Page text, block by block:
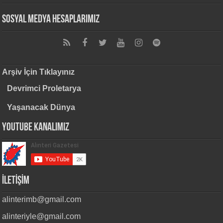
Sosyal Medya Hesaplarımız
Arşiv İçin Tıklayınız
Devrimci Proletarya
Yaşanacak Dünya
Youtube Kanalımız
İLETİŞİM
alinterimb@gmail.com
alinteriyle@gmail.com